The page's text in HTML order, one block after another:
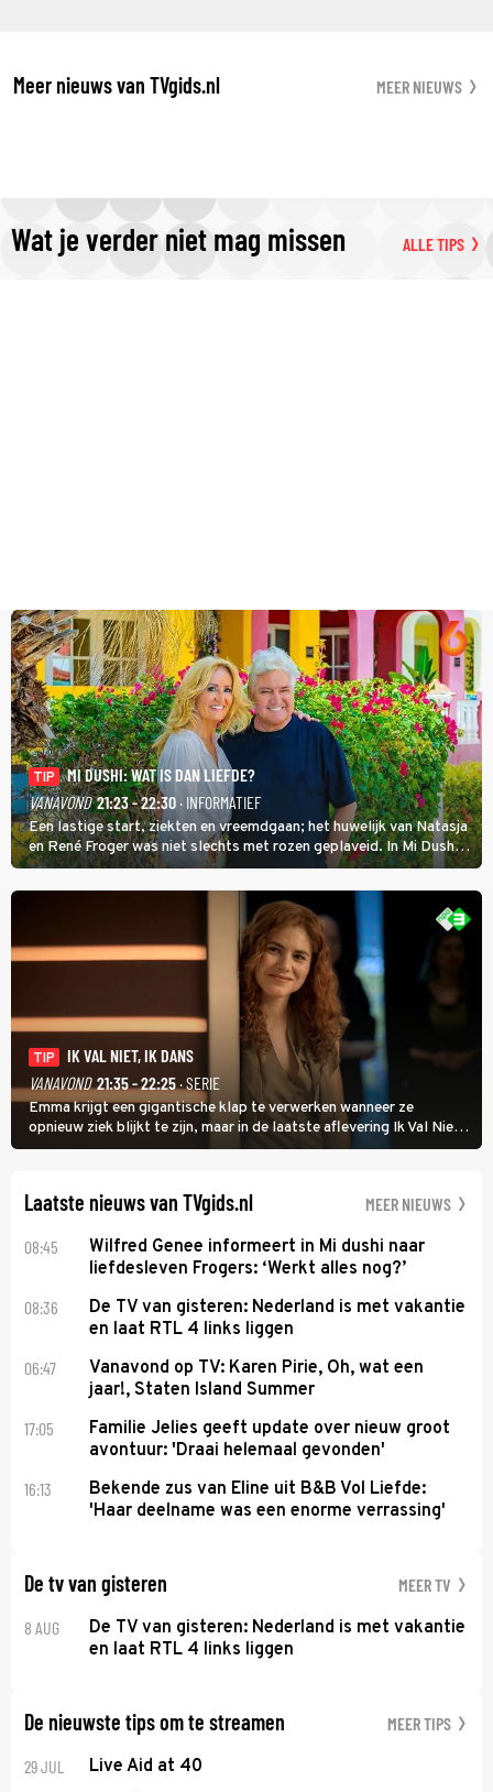
Meer nieuws van TVgids.nl MEER NIEUWS
Wat je verder niet mag missen ALLE TIPS
TIP
MI DUSHI: WAT IS DAN LIEFDE?
VANAVOND 21:23 - 22:30 · INFORMATIEF
Een lastige start, ziekten en vreemdgaan; het huwelijk van Natasja
en René Froger was niet slechts met rozen geplaveid. In Mi Dushi:
Wat Is Dan Liefde? neemt Wilfred Genee het showbizzkoppel mee
uit vissen om het over de liefde te hebben.
TIP
IK VAL NIET, IK DANS
VANAVOND 21:35 - 22:25· SERIE
Emma krijgt een gigantische klap te verwerken wanneer ze
opnieuw ziek blijkt te zijn, maar in de laatste aflevering Ik Val Niet,
Ik Dans laat ze zien dat ze niet van plan is op te geven, zelfs als ze
Laatste nieuws van TVgids.nl MEER NIEUWS
08:45
Wilfred Genee informeert in Mi dushi naar
liefdesleven Frogers: ‘Werkt alles nog?’
08:36
De TV van gisteren: Nederland is met vakantie
en laat RTL 4 links liggen
06:47
Vanavond op TV: Karen Pirie, Oh, wat een
jaar!, Staten Island Summer
17:05
Familie Jelies geeft update over nieuw groot
avontuur: 'Draai helemaal gevonden'
16:13
Bekende zus van Eline uit B&B Vol Liefde:
'Haar deelname was een enorme verrassing'
De tv van gisteren MEER TV
8 AUG
De TV van gisteren: Nederland is met vakantie
en laat RTL 4 links liggen
De nieuwste tips om te streamen MEER TIPS
29 JUL Live Aid at 40